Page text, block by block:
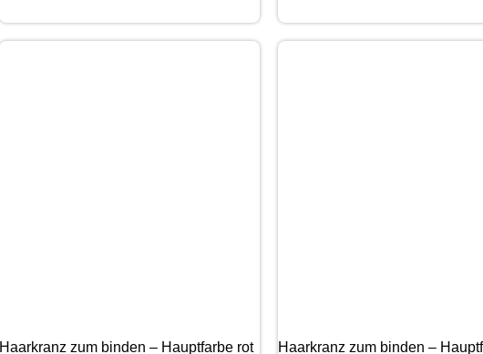
Haarkranz zum binden – Hauptfarbe rot
Haarkranz zum binden –